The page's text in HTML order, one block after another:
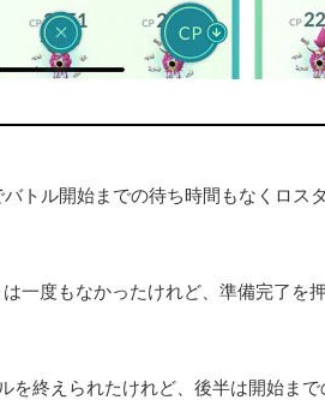
バトル開始までの待ち時間もなくロス
一度もなかったけれど、準備完了を
を終えられたけれど、後半は開始ま